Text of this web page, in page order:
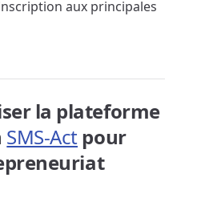
aux principales
la plateforme
SMS-Actpour